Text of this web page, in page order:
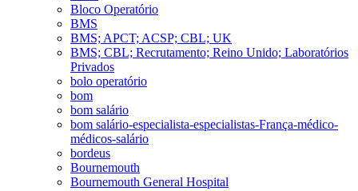
Bloco Operatório
BMS
BMS; APCT; ACSP; CBL; UK
BMS; CBL; Recrutamento; Reino Unido; Laboratórios
Privados
bolo operatório
bom
bom salário
bom salário-especialista-especialistas-França-médico-
médicos-salário
bordeus
Bournemouth
Bournemouth General Hospital